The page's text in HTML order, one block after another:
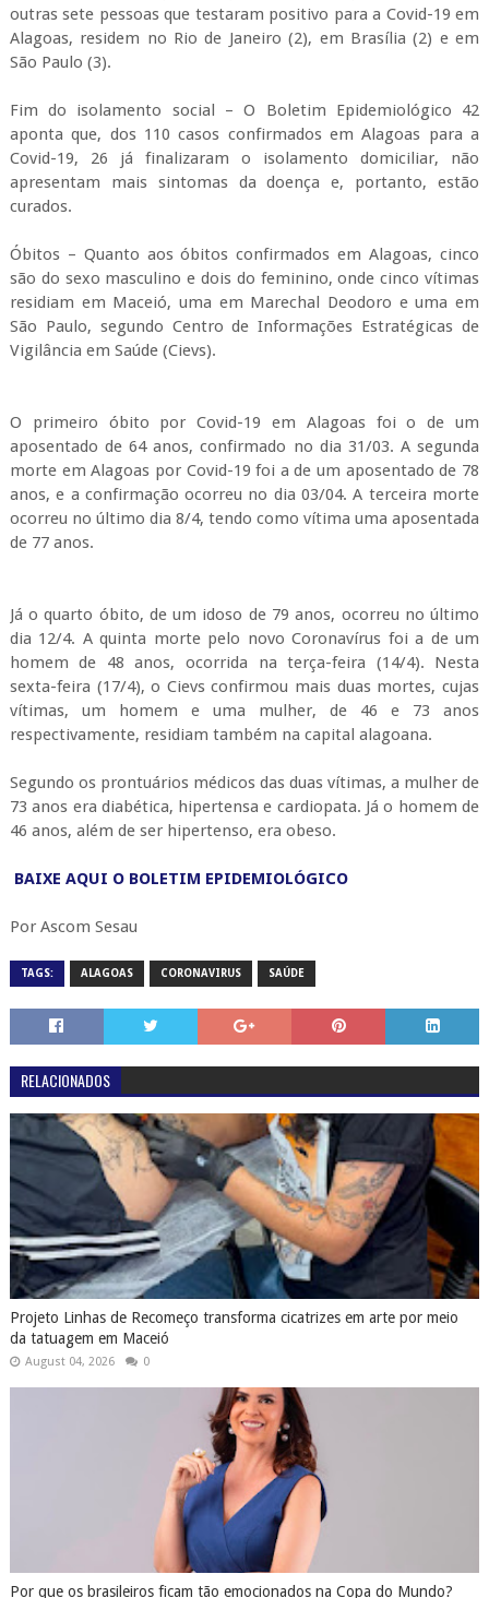
Marechal Deodoro, que têm quatro casos, respectivamente. As
outras sete pessoas que testaram positivo para a Covid-19 em
Alagoas, residem no Rio de Janeiro (2), em Brasília (2) e em
Fim do isolamento social – O Boletim Epidemiológico 42
aponta que, dos 110 casos confirmados em Alagoas para a
Covid-19, 26 já finalizaram o isolamento domiciliar, não
apresentam mais sintomas da doença e, portanto, estão
Óbitos – Quanto aos óbitos confirmados em Alagoas, cinco
são do sexo masculino e dois do feminino, onde cinco vítimas
residiam em Maceió, uma em Marechal Deodoro e uma em
São Paulo, segundo Centro de Informações Estratégicas de
O primeiro óbito por Covid-19 em Alagoas foi o de um
aposentado de 64 anos, confirmado no dia 31/03. A segunda
morte em Alagoas por Covid-19 foi a de um aposentado de 78
anos, e a confirmação ocorreu no dia 03/04. A terceira morte
ocorreu no último dia 8/4, tendo como vítima uma aposentada
Já o quarto óbito, de um idoso de 79 anos, ocorreu no último
dia 12/4. A quinta morte pelo novo Coronavírus foi a de um
homem de 48 anos, ocorrida na terça-feira (14/4). Nesta
sexta-feira (17/4), o Cievs confirmou mais duas mortes, cujas
vítimas, um homem e uma mulher, de 46 e 73 anos
Segundo os prontuários médicos das duas vítimas, a mulher de
73 anos era diabética, hipertensa e cardiopata. Já o homem de
RELACIONADOS
Projeto Linhas de Recomeço transforma cicatrizes em arte por meio
da tatuagem em Maceió
August 04, 2026 0